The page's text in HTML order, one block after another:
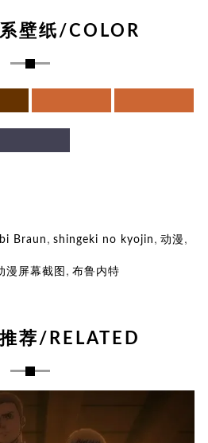
壁纸/COLOR
Braun , shingeki no kyojin , 动漫 ,
漫屏幕截图 , 布鲁内特
荐/RELATED